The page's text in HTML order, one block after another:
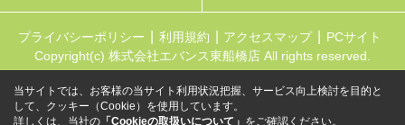
プライバシーポリシー 利用規約 アクセスマップ
PCサイト
Copyright(c) 株式会社エバンス東船橋店 All rights reserved.
当サイトでは、お客様の当サイト利用状況把握、サービス向上検討を目的と
して、クッキー（Cookie）を使用しています。
詳しくは、当社の 「Cookieの取扱いについて」 をご確認ください。